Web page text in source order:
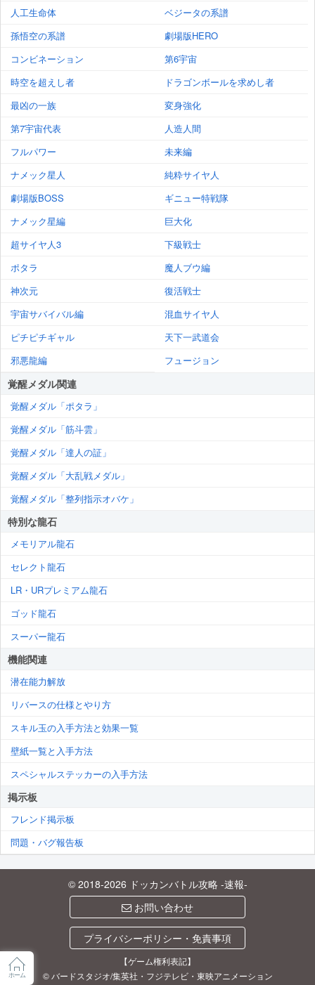
人工生命体
ベジータの系譜
孫悟空の系譜
劇場版HERO
コンビネーション
第6宇宙
時空を超えし者
ドラゴンボールを求めし者
最凶の一族
変身強化
第7宇宙代表
人造人間
フルパワー
未来編
ナメック星人
純粋サイヤ人
劇場版BOSS
ギニュー特戦隊
ナメック星編
巨大化
超サイヤ人3
下級戦士
ポタラ
魔人ブウ編
神次元
復活戦士
宇宙サバイバル編
混血サイヤ人
ピチピチギャル
天下一武道会
邪悪龍編
フュージョン
覚醒メダル関連
覚醒メダル「ポタラ」
覚醒メダル「筋斗雲」
覚醒メダル「達人の証」
覚醒メダル「大乱戦メダル」
覚醒メダル「整列指示オバケ」
特別な龍石
メモリアル龍石
セレクト龍石
LR・URプレミアム龍石
ゴッド龍石
スーパー龍石
機能関連
潜在能力解放
リバースの仕様とやり方
スキル玉の入手方法と効果一覧
壁紙一覧と入手方法
スペシャルステッカーの入手方法
掲示板
フレンド掲示板
問題・バグ報告板
ホーム
© 2018-2026 ドッカンバトル攻略 -速報-
お問い合わせ
プライバシーポリシー・免責事項
【ゲーム権利表記】
© バードスタジオ/集英社・フジテレビ・東映アニメーション